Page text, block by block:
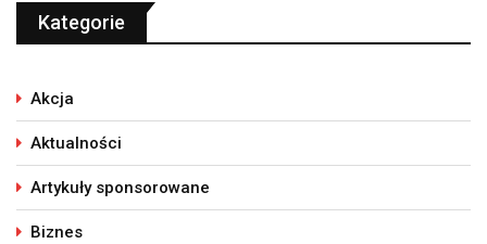
Kategorie
Akcja
Aktualności
Artykuły sponsorowane
Biznes